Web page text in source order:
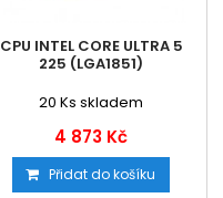
CPU INTEL CORE ULTRA 5
225 (LGA1851)
20 Ks skladem
4 873 Kč
Přidat do košíku